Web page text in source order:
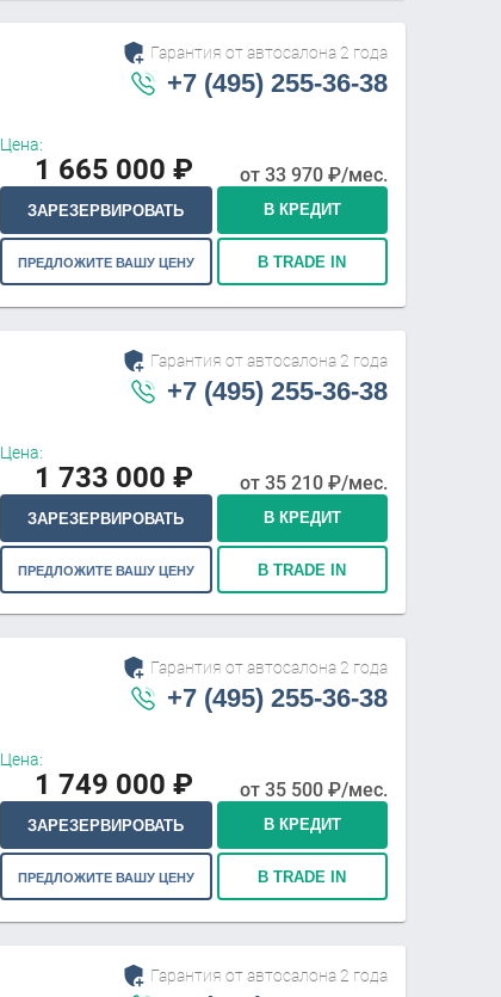
Гарантия от автосалона 2 года
+7 (495) 255-36-38
Цена:
1 665 000 ₽ от 33 970₽/мес.
ЗАРЕЗЕРВИРОВАТЬ В КРЕДИТ
ПРЕДЛОЖИТЕ ВАШУ ЦЕНУ В TRADE IN
Гарантия от автосалона 2 года
+7 (495) 255-36-38
Цена:
1 733 000 ₽ от 35 210₽/мес.
ЗАРЕЗЕРВИРОВАТЬ В КРЕДИТ
ПРЕДЛОЖИТЕ ВАШУ ЦЕНУ В TRADE IN
Гарантия от автосалона 2 года
+7 (495) 255-36-38
Цена:
1 749 000 ₽ от 35 500₽/мес.
ЗАРЕЗЕРВИРОВАТЬ В КРЕДИТ
ПРЕДЛОЖИТЕ ВАШУ ЦЕНУ В TRADE IN
Гарантия от автосалона 2 года